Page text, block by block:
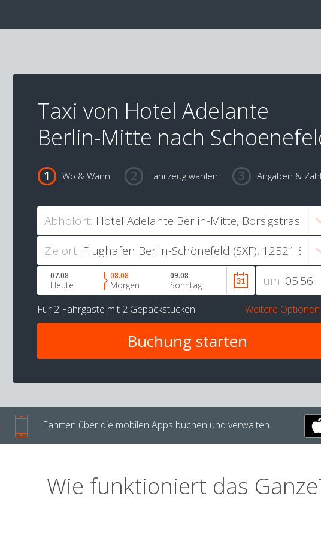
Taxi von Hotel Adelante
Berlin-Mitte nach
Wo & Wann Fahrzeug wählen Angaben &
Abholort:
Zielort:
um
07.08
Heute
08.08
Morgen
09.08
Sonntag
Für 2 Fahrgäste mit 2 Gepäckstücken Weitere Optionen
Fahrten über die mobilen Apps buchen und verwalten.
Wie funktioniert das